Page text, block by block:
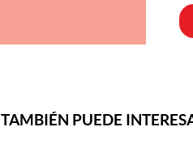
TAMBIÉN PUEDE